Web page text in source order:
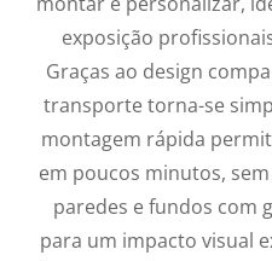
exposição
Graças ao design
transporte torna-se
montagem rápida
em poucos minutos,
paredes e fundos com
para um impacto visual